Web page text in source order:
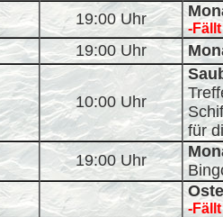
19:00 Uhr
-
19:00 Uhr
10:00 Uhr
für
19:00 Uhr
-